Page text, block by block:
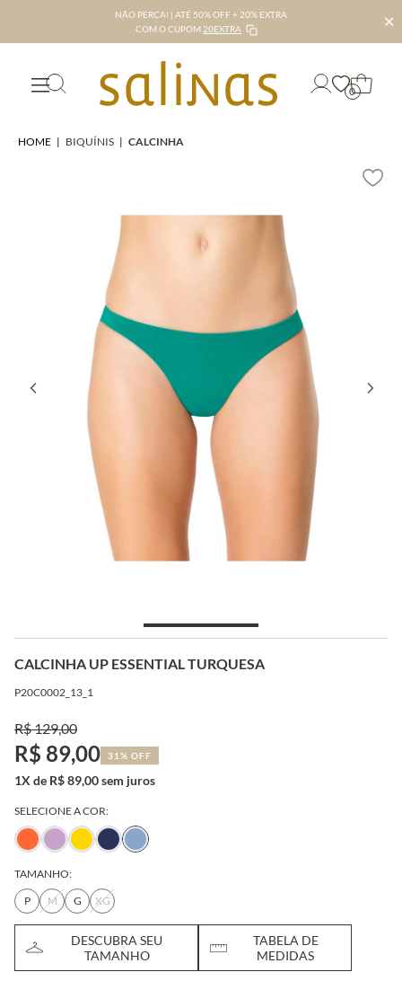
NÃO PERCA! | ATÉ 50% OFF + 20% EXTRA
COM O CUPOM 20EXTRA ✕
0
HOME | BIQUÍNIS | CALCINHA
CALCINHA UP ESSENTIAL TURQUESA
P20C0002_13_1
R$ 129,00
R$ 89,00 31% OFF
1X de R$ 89,00 sem juros
SELECIONE A COR:
TAMANHO:
P
M G XG
DESCUBRA SEU
TAMANHO
TABELA DE
MEDIDAS